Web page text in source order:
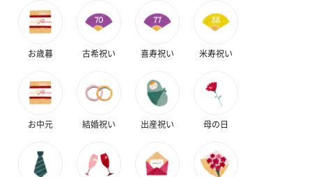
（ブルー）（748円）
（イエロー）（748円）
ハンドタオル・ハンカチ
ハンドタオル・ハンカチを同梱してお届けいたします。ギフトへ
の＋αにおすすめです。
お歳暮 古希祝い 喜寿祝い 米寿祝い
お中元 結婚祝い 出産祝い 母の日